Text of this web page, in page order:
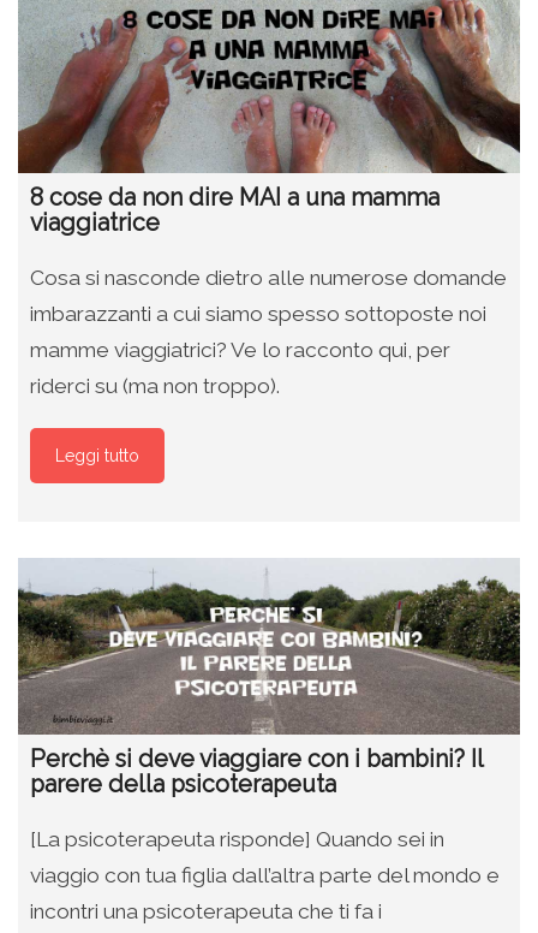
8 cose da non dire MAI a una mamma
viaggiatrice
Cosa si nasconde dietro alle numerose domande
imbarazzanti a cui siamo spesso sottoposte noi
mamme viaggiatrici? Ve lo racconto qui, per
riderci su (ma non troppo).
Leggi tutto
Perchè si deve viaggiare con i bambini? Il
parere della psicoterapeuta
[La psicoterapeuta risponde] Quando sei in
viaggio con tua figlia dall’altra parte del mondo e
incontri una psicoterapeuta che ti fa i